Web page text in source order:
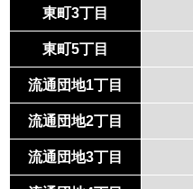
東町3丁目
東町5丁目
流通団地1丁目
流通団地2丁目
流通団地3丁目